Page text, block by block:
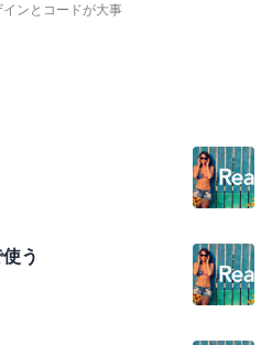
インとコードが大事
う